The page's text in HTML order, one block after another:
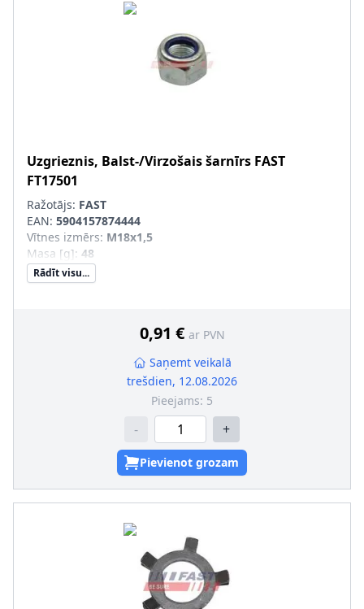
Uzgrieznis, Balst-/Virzošais šarnīrs FAST
FT17501
Ražotājs: FAST
EAN: 5904157874444
Vītnes izmērs: M18x1,5
Masa [g]: 48
Rādīt visu...
0,91 € ar PVN
Saņemt veikalā
trešdien, 12.08.2026
Pieejams: 5
- +
Pievienot grozam